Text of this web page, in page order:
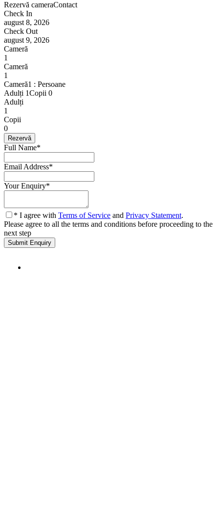
Rezervă cameraContact
Check In
august 8, 2026
Check Out
august 9, 2026
Cameră
1
Cameră
1
Cameră1 : Persoane
Adulți 1Copii 0
Adulți
1
Copii
0
Full Name*
Email Address*
Your Enquiry*
* I agree with Terms of Service and Privacy Statement.
Please agree to all the terms and conditions before proceeding to the
next step